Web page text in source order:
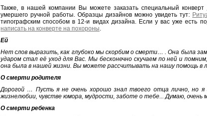
Также, в нашей компании Вы можете заказать специальный
умершего ручной работы. Образцы дизайнов можно увидеть тут:
типографским способом в 12-и видах дизайна. Если у вас уже есть
написать на конверте на похороны.
Ей
Нет слов выразить, как глубоко мы скорбим о смерти… . Она была
ударом стал её уход для Вас. Мы бесконечно скучаем по ней и
она была в нашей жизни. Вы можете рассчитывать на нашу помощь в
О смерти родителя
Дорогой … Пусть я не очень хорошо знал твоего отца лично, но
жизнелюбии, чувстве юмора, мудрости, заботе о тебе... Думаю,
О смерти ребенка